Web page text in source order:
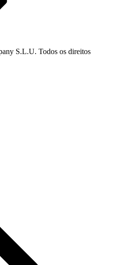
S.L.U. Todos os direitos